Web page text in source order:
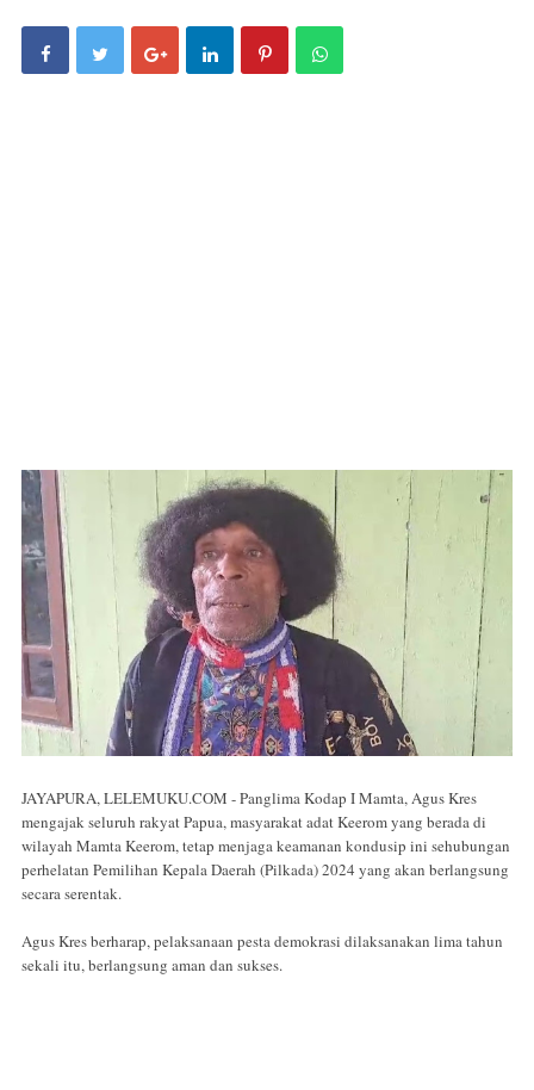
JAYAPURA, LELEMUKU.COM - Panglima Kodap I Mamta, Agus Kres
mengajak seluruh rakyat Papua, masyarakat adat Keerom yang berada di
wilayah Mamta Keerom, tetap menjaga keamanan kondusip ini sehubungan
perhelatan Pemilihan Kepala Daerah (Pilkada) 2024 yang akan berlangsung
secara serentak.
Agus Kres berharap, pelaksanaan pesta demokrasi dilaksanakan lima tahun
sekali itu, berlangsung aman dan sukses.